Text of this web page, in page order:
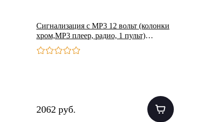
Сигнализация с МР3 12 вольт (колонки
хром,МР3 плеер, радио, 1 пульт)
(CZMP3004-2)
2062 руб.